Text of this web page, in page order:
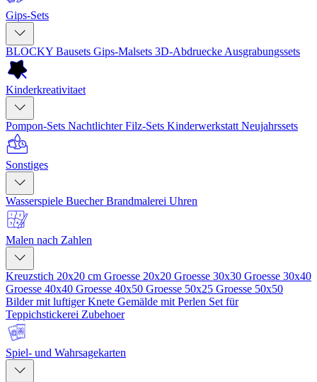
Gips-Sets
BLOCKY Bausets Gips-Malsets 3D-Abdruecke Ausgrabungssets
Kinderkreativitaet
Pompon-Sets NachtlichterFilz-Sets Kinderwerkstatt Neujahrssets
Sonstiges
Wasserspiele BuecherBrandmalerei Uhren
Malen nach Zahlen
Kreuzstich 20x20 cm Groesse 20x20 Groesse 30x30 Groesse 30x40
Groesse 40x40 Groesse 40x50 Groesse 50x25 Groesse 50x50
Bilder mit luftiger Knete Gemälde mit Perlen Set für
Teppichstickerei Zubehoer
Spiel- und Wahrsagekarten